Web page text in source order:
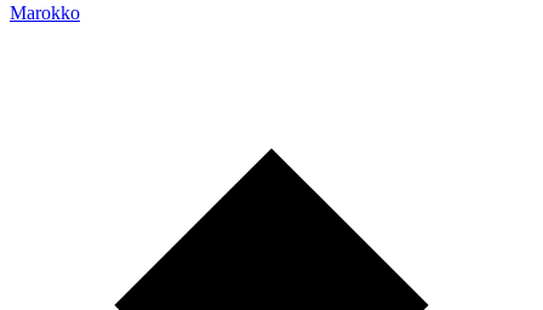
Marokko